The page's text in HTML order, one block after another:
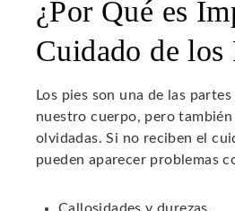
¿Por Qué es
Cuidado de los
Los pies son una de las
nuestro cuerpo, pero también
olvidadas. Si no reciben el
pueden aparecer problemas